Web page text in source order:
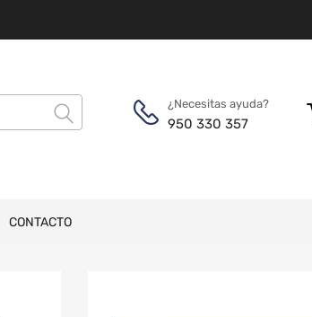
¿Necesitas ayuda?
950 330 357
CONTACTO